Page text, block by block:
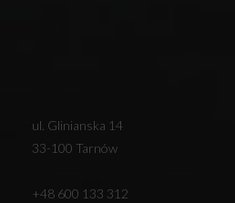
ul. Glinianska 14
33-100 Tarnów
+48 600 133 312